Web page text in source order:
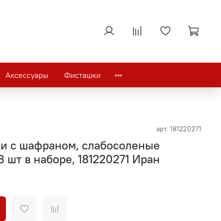
Аксессуары Фисташки
арт. 181220271
с шафраном, слабосоленые
в наборе, 181220271 Иран